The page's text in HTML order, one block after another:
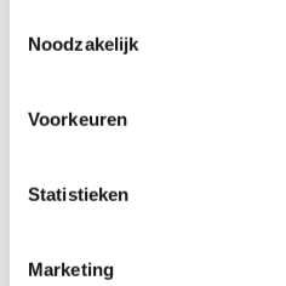
Noodzakelijk
Voorkeuren
Statistieken
Marketing
Specificaties